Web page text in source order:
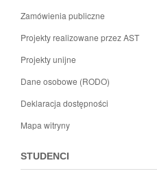
Zamówienia publiczne
Projekty realizowane przez AST
Projekty unijne
Dane osobowe (RODO)
Deklaracja dostępności
Mapa witryny
STUDENCI